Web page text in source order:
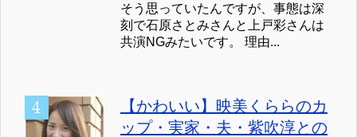
そう思っていたんですが、事態は深
刻で石原さとみさんと上戸彩さんは
共演NGみたいです。 理由...
【かわいい】映美くららのカ
ップ・実家・夫・紫吹淳との